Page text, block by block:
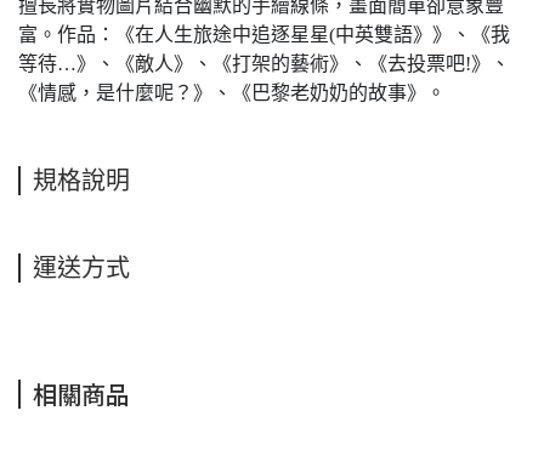
擅長將實物圖片結合幽默的手繪線條，畫面簡單卻意象豐
富。作品：《在人生旅途中追逐星星(中英雙語》》、《我
等待…》、《敵人》、《打架的藝術》、《去投票吧!》、
《情感，是什麼呢？》、《巴黎老奶奶的故事》。
規格說明
運送方式
相關商品